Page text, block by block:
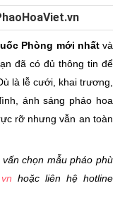
Phòng mới nhấtvà
đã có đủ thông tin để
là lễ cưới, khai trương,
ánh sáng pháo hoa
rỡ nhưng vẫn an toàn
chọn mẫu pháo phù
hoặc liên hệ hotline